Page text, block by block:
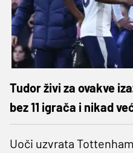
Tudor živi za ovakve
bez 11 igrača i nikad
Uoči uzvrata